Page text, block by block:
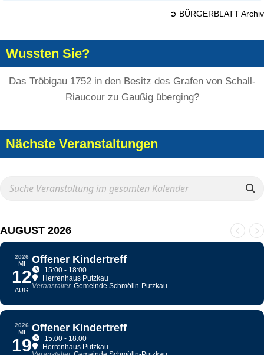
➲ BÜRGERBLATT Archiv
Wussten Sie?
Das Tröbigau 1752 in den Besitz des Grafen von Schall-
Riaucour zu Gaußig überging?
Nächste Veranstaltungen
AUGUST 2026
2026
MI
12
AUG
Offener Kindertreff
15:00 - 18:00
Herrenhaus Putzkau
Veranstalter Gemeinde Schmölln-Putzkau
2026
MI
19
Offener Kindertreff
15:00 - 18:00
Herrenhaus Putzkau